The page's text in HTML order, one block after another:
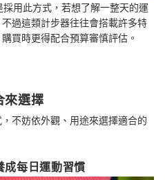
採用此方式，若想了解一整天的運
過這類計步器往往會搭載許多特
買時更得配合預算審慎評估。
來選擇
不妨依外觀、用途來選擇適合的
成每日運動習慣